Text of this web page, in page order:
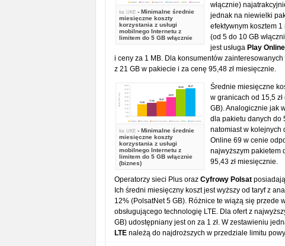
fot. UKE- Minimalne średnie
miesięczne koszty
korzystania z usługi
mobilnego Internetu z
limitem do 5 GB włącznie
włącznie)
jednak na niewielki
efektywnym kosztem 1
(od 5 do 10 GB
jest usługa Play Online
i ceny za 1 MB. Dla konsumentów
z 21 GB w pakiecie i za cenę 95,48 zł miesięcznie.
fot. UKE- Minimalne średnie
miesięczne koszty
korzystania z usługi
mobilnego Internetu z
limitem do 5 GB włącznie
(biznes)
Średnie miesięczne
w granicach od 15,5
GB). Analogicznie jak
dla pakietu danych do
natomiast w kolejnych
Online 69 w cenie
najwyższym pakietem
95,43 zł miesięcznie.
Operatorzy sieci Plus orazCyfrowy Polsatposiadają
Ich średni miesięczny koszt jest wyższy od taryf z
12% (PolsatNet 5 GB). Różnice te wiążą się przede
obsługującego technologię LTE. Dla ofert z
GB) udostępniany jest on za 1 zł. W zestawieniu
LTEnależą do najdroższych w przedziale limitu